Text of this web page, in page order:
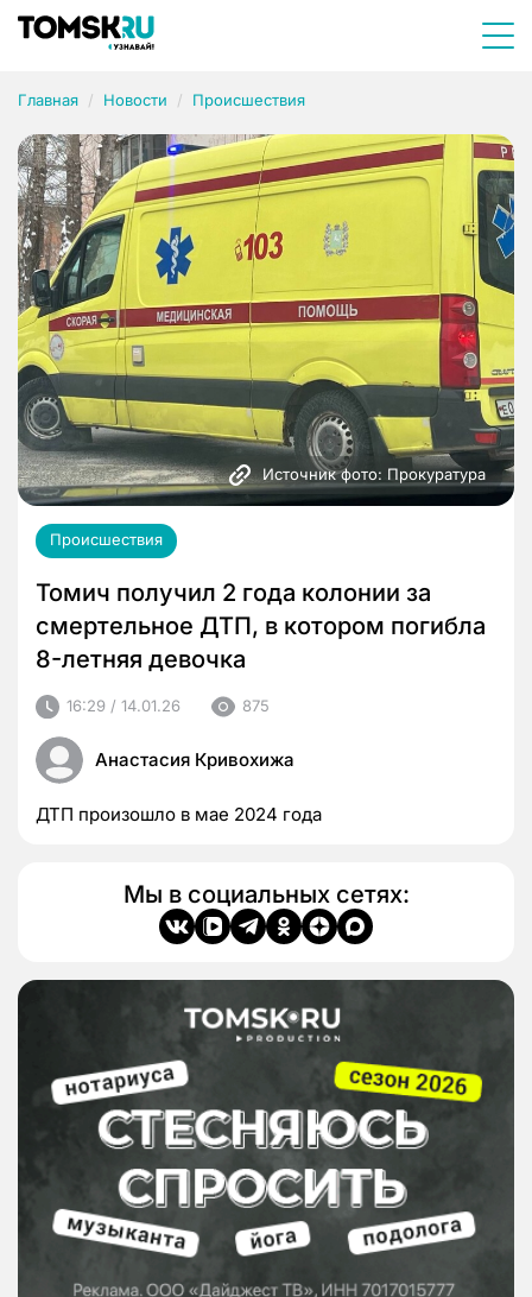
Главная Новости Происшествия
Источник фото: Прокуратура
Происшествия
Томич получил 2 года колонии за
смертельное ДТП, в котором погибла
8-летняя девочка
16:29 / 14.01.26 875
Анастасия Кривохижа
ДТП произошло в мае 2024 года
Мы в социальных сетях: